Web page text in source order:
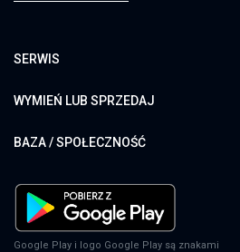
SERWIS
WYMIEŃ LUB SPRZEDAJ
BAZA / SPOŁECZNOŚĆ
Google Play i logo Google Play są znakami